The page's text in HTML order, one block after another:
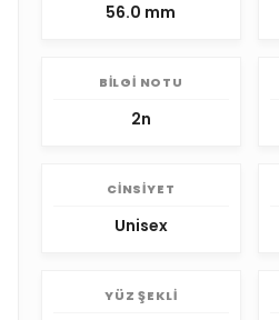
56.0 mm
BILGI NOTU
2n
CINSIYET
Unisex
YÜZ ŞEKLI